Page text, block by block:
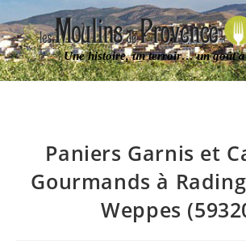
Une histoire, un terroir… un goût
Paniers Garnis et
Gourmands à
Weppes